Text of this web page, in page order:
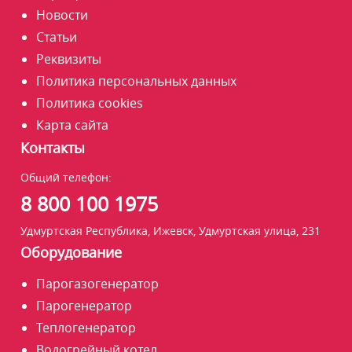
Новости
Статьи
Реквизиты
Политика персональных данных
Политика cookies
Карта сайта
Контакты
Общий телефон:
8 800 100 1975
Удмуртская Республика, Ижевск, Удмуртская улица, 231
Оборудование
Парогазогенератор
Парогенератор
Теплогенератор